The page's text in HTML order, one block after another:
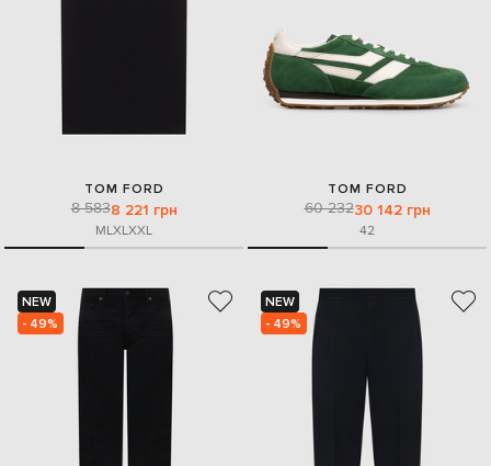
TOM FORD
8 5838 221 грн
MLXLXXL
TOM FORD
60 23230 142 грн
42
NEW
- 49%
NEW
- 49%